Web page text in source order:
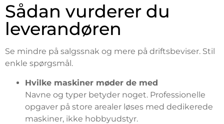
Sådan vurderer du
leverandøren
Se mindre på salgssnak og mere på driftsbeviser. Stil
enkle spørgsmål.
Hvilke maskiner møder de med
Navne og typer betyder noget. Professionelle
opgaver på store arealer løses med dedikerede
maskiner, ikke hobbyudstyr.